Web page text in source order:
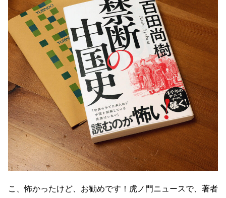
こ、怖かったけど、お勧めです！虎ノ門ニュースで、著者